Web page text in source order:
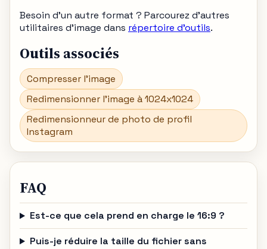
Besoin d'un autre format ? Parcourez d'autres
utilitaires d'image dans répertoire d'outils.
Outils associés
Compresser l'image
Redimensionner l'image à 1024x1024
Redimensionneur de photo de profil
Instagram
FAQ
Est-ce que cela prend en charge le 16:9 ?
Puis-je réduire la taille du fichier sans